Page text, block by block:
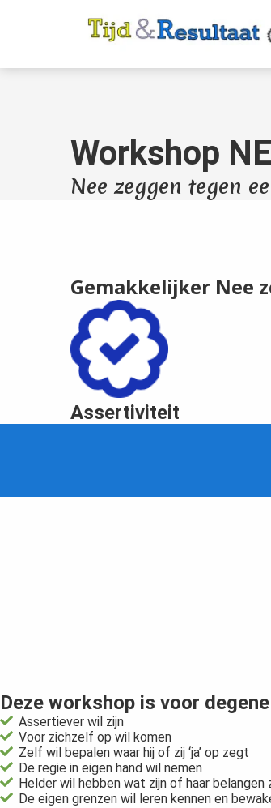
Workshop
Nee zeggen tegen
Gemakkelijker Nee
Assertiviteit
Deze workshop is voor
Assertiever wil zijn
Voor zichzelf op wil komen
Zelf wil bepalen waar hij of zij ‘ja’ op zegt
De regie in eigen hand wil nemen
Helder wil hebben wat zijn of haar belangen
De eigen grenzen wil leren kennen en